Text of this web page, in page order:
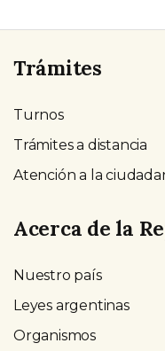
Trámites
Turnos
Trámites a distancia
Atención a la
Acerca de la
Nuestro país
Leyes argentinas
Organismos